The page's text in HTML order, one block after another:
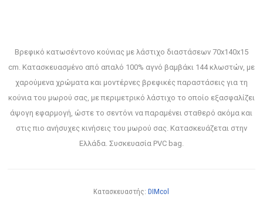
Βρεφικό κατωσέντονο κούνιας με λάστιχο διαστάσεων 70x140x15
cm. Κατασκευασμένο από απαλό 100% αγνό βαμβάκι 144 κλωστών, με
χαρούμενα χρώματα και μοντέρνες βρεφικές παραστάσεις για τη
κούνια του μωρού σας, με περιμετρικό λάστιχο το οποίο εξασφαλίζει
άψογη εφαρμογή, ώστε το σεντόνι να παραμένει σταθερό ακόμα και
στις πιο ανήσυχες κινήσεις του μωρού σας. Κατασκευάζεται στην
Ελλάδα. Συσκευασία PVC bag.
Κατασκευαστής: DIMcol